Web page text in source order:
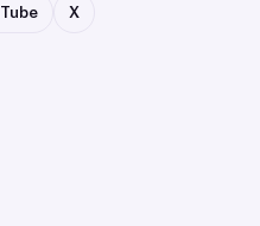
X